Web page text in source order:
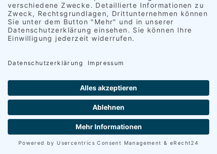
Wir können zurzeit diesen Service leider noch nicht
anbieten, finden aber sicherlich individuell eine
Lösung.
Zum Beispiel bieten wir unseren Kunden innerhalb